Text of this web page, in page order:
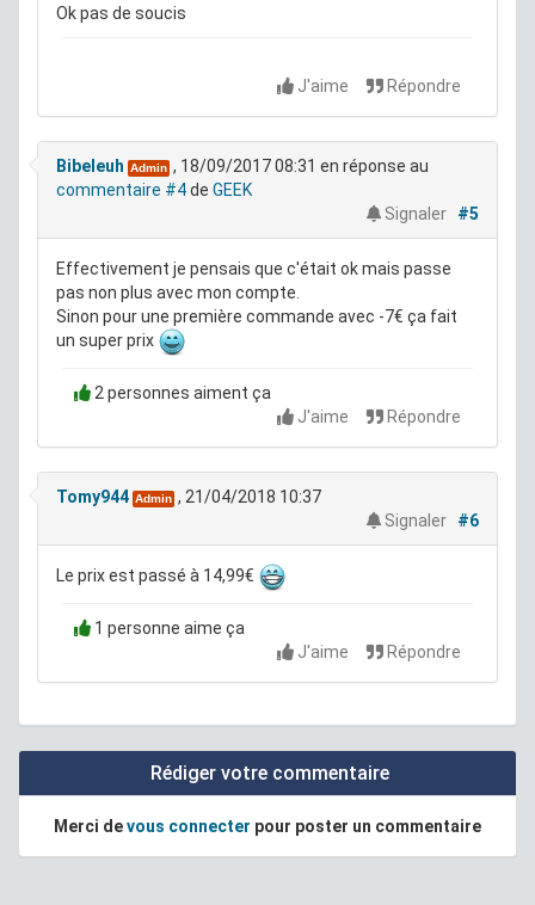
Ok pas de soucis
J'aime Répondre
Bibeleuh Admin , 18/09/2017 08:31 en réponse au
commentaire #4de GEEK
Signaler
#5
Effectivement je pensais que c'était ok mais passe
pas non plus avec mon compte.
Sinon pour une première commande avec -7€ ça fait
un super prix
2 personnes aiment ça
J'aime
Répondre
Tomy944 Admin , 21/04/2018 10:37
Signaler
#6
Le prix est passé à 14,99€
1 personne aime ça
J'aime
Répondre
Rédiger votre commentaire
Merci devous connecter pour poster un commentaire